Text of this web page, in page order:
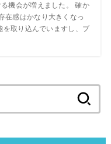
機会が増えました。 確か
在感はかなり大きくなっ
取り込んでいますし、ブ